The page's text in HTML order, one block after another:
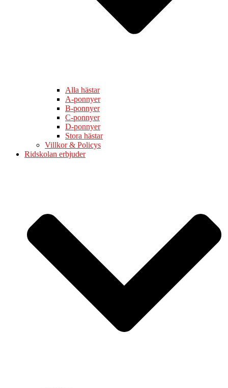
Alla hästar
A-ponnyer
B-ponnyer
C-ponnyer
D-ponnyer
Stora hästar
Villkor & Policys
Ridskolan erbjuder